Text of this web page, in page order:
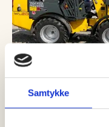
Samtykke